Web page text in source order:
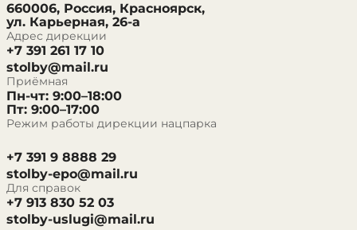
660006, Россия, Красноярск,
ул. Карьерная, 26-а
Адрес дирекции
+7 391 261 17 10
stolby@mail.ru
Приёмная
Пн-чт: 9:00–18:00
Пт: 9:00–17:00
Режим работы дирекции нацпарка
+7 391 9 8888 29
stolby-epo@mail.ru
Для справок
+7 913 830 52 03
stolby-uslugi@mail.ru